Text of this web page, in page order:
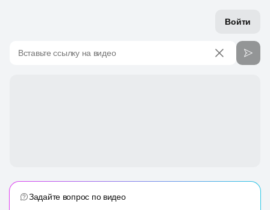
Войти
Вставьте ссылку на видео
Задайте вопрос по видео